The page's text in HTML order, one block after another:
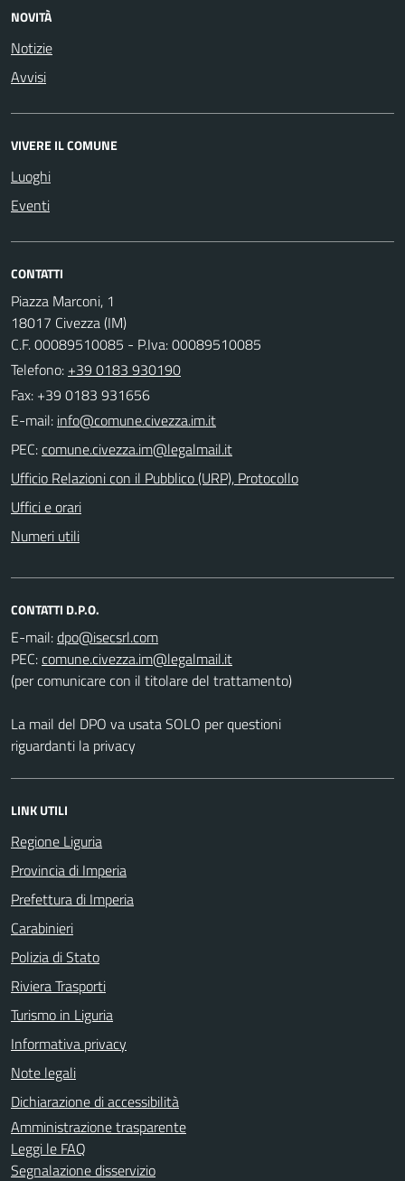
NOVITÀ
Notizie
Avvisi
VIVERE IL COMUNE
Luoghi
Eventi
CONTATTI
Piazza Marconi, 1
18017 Civezza (IM)
C.F. 00089510085 - P.Iva: 00089510085
Telefono: +39 0183 930190
Fax: +39 0183 931656
E-mail:
PEC:
Ufficio Relazioni con il Pubblico (URP), Protocollo
Uffici e orari
Numeri utili
CONTATTI D.P.O.
E-mail:
PEC:
(per comunicare con il titolare del trattamento)
La mail del DPO va usata SOLO per questioni
riguardanti la privacy
LINK UTILI
Regione Liguria
Provincia di Imperia
Prefettura di Imperia
Carabinieri
Polizia di Stato
Riviera Trasporti
Turismo in Liguria
Informativa privacy
Note legali
Dichiarazione di accessibilità
Amministrazione trasparente
Leggi le FAQ
Segnalazione disservizio